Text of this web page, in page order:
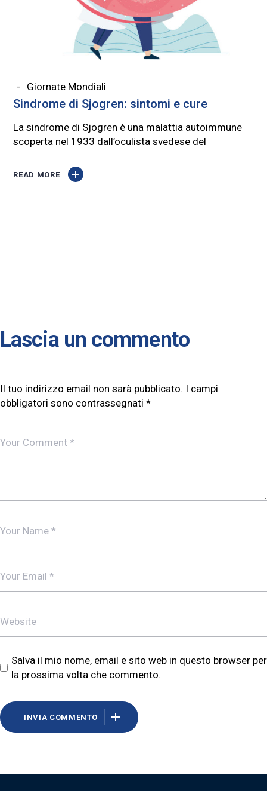
Giornate Mondiali
Sindrome di Sjogren: sintomi e cure
La sindrome di Sjogren è una malattia autoimmune
scoperta nel 1933 dall’oculista svedese del
READ MORE
Lascia un commento
Il tuo indirizzo email non sarà pubblicato. I campi
obbligatori sono contrassegnati *
Salva il mio nome, email e sito web in questo browser per
la prossima volta che commento.
INVIA COMMENTO